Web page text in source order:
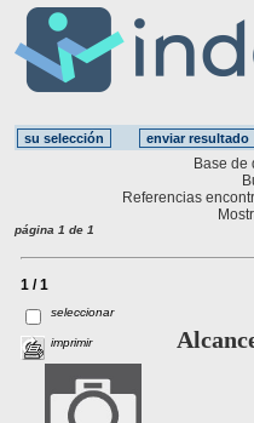
Base de
Referencias
página 1 de 1
1 / 1
seleccionar
imprimir